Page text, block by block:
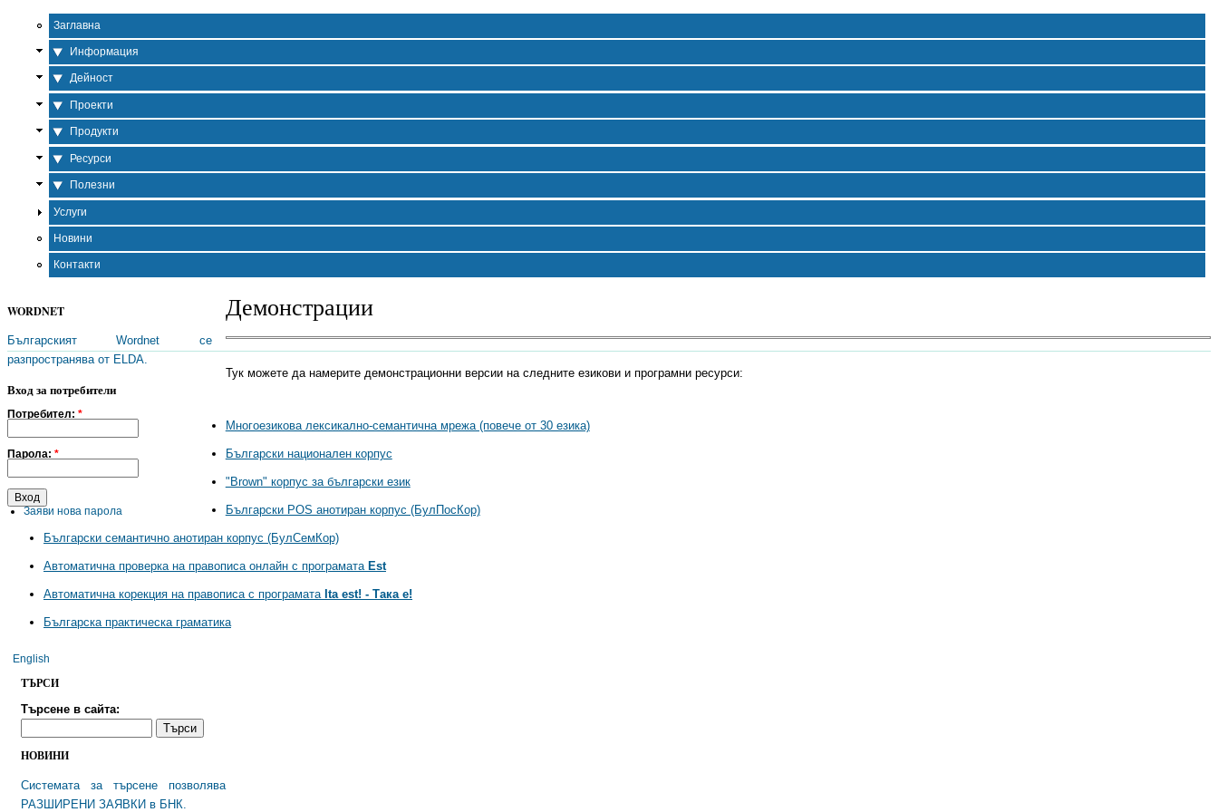
Заглавна
Информация
Дейност
Проекти
Продукти
Ресурси
Полезни
Услуги
Новини
Контакти
WORDNET
Българският Wordnet се
разпространява от ELDA.
Вход за потребители
Потребител: *
Парола: *
Заяви нова парола
Демонстрации
Тук можете да намерите демонстрационни версии на следните езикови и програмни ресурси:
Многоезикова лексикално-семантична мрежа (повече от 30 езика)
Български национален корпус
"Brown" корпус за български език
Български POS анотиран корпус (БулПосКор)
Български семантично анотиран корпус (БулСемКор)
Автоматична проверка на правописа онлайн с програмата Est
Автоматична корекция на правописа с програмата Ita est! - Така е!
Българска практическа граматика
English
TЪРСИ
Търсене в сайта:
НОВИНИ
Системата за търсене позволява
РАЗШИРЕНИ ЗАЯВКИ в БНК.